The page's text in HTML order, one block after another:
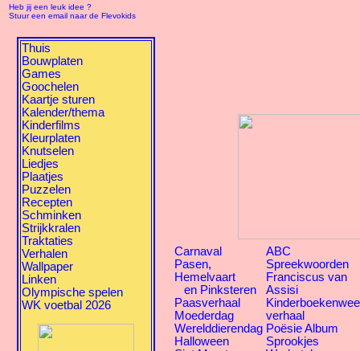
Heb jij een leuk idee ?
Stuur een email naar de Flevokids
Thuis
Bouwplaten
Games
Goochelen
Kaartje sturen
Kalender/thema
Kinderfilms
Kleurplaten
Knutselen
Liedjes
Plaatjes
Puzzelen
Recepten
Schminken
Strijkkralen
Traktaties
Verhalen
Wallpaper
Linken
Olympische spelen
WK voetbal 2026
Carnaval
Pasen,
Hemelvaart
en Pinksteren
Paasverhaal
Moederdag
Werelddierendag
Halloween
ABC
Spreekwoorden
Franciscus van
Assisi
verhaal
Poësie Album
Sprookjes